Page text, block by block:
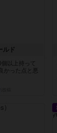
ルド
以上持って
かった点と悪